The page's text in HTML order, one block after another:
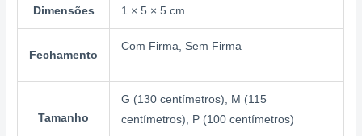
Dimensões 1 × 5 × 5 cm
Fechamento
Com Firma, Sem Firma
Tamanho
G (130 centímetros), M (115
centímetros), P (100 centímetros)